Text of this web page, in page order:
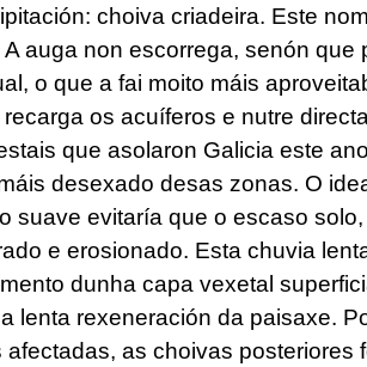
choiva criadeira. Este
auga non escorrega, senón que
o que a fai moito máis
os acuíferos e nutre
que asolaron Galicia este
desexado desas zonas. O
suave evitaría que o escaso solo,
e erosionado. Esta chuvia
dunha capa vexetal
lenta rexeneración da paisaxe.
as choivas posteriores